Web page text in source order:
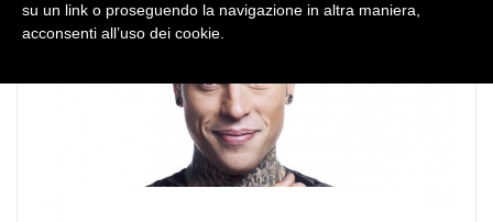
su un link o proseguendo la navigazione in altra maniera,
acconsenti all’uso dei cookie.